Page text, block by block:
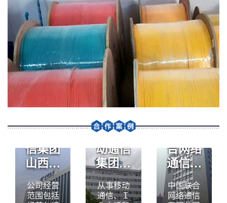
信集团
山西省
忻州电
信分公
公司经营
范围包括
中国移
动通信
集团云
南有限
公司保
从事移动
通信、Ｉ
合网络
通信有
限公司
山西省
中国联合
网络通信